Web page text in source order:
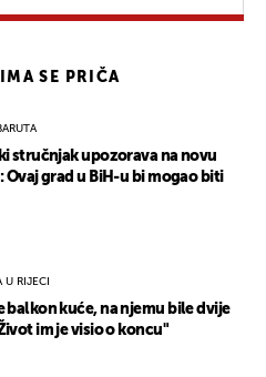
SE PRIČA
stručnjak upozorava na novu
Ovaj grad u BiH-u bi mogao biti
U RIJECI
balkon kuće, na njemu bile dvije
im je visio o koncu"